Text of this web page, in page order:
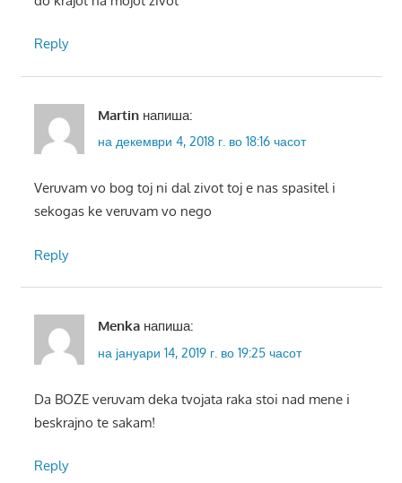
Reply
Martin напиша:
на декември 4, 2018 г. во 18:16 часот
Veruvam vo bog toj ni dal zivot toj e nas spasitel i
sekogas ke veruvam vo nego
Reply
Menka напиша:
на јануари 14, 2019 г. во 19:25 часот
Da BOZE veruvam deka tvojata raka stoi nad mene i
beskrajno te sakam!
Reply